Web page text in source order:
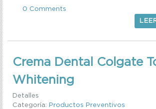
0 Comments
Crema Dental Colgate
Whitening
Detalles
Categoría: Productos Preventivos